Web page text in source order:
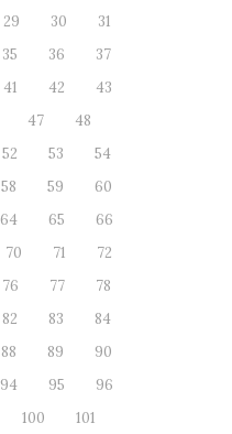
29 30
31
35 36
37
41 42
43
47
48
52 53
54
58 59
60
64 65
66
70 71
72
76 77
78
82 83
84
88 89
90
94 95
96
100
101